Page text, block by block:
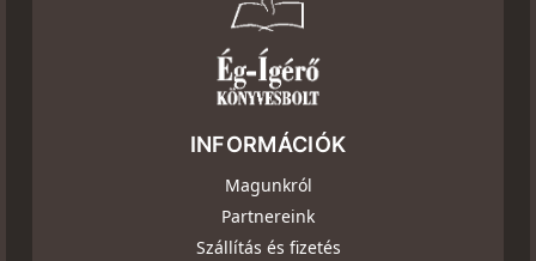
INFORMÁCIÓK
Magunkról
Partnereink
Szállítás és fizetés